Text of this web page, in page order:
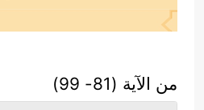
من الآية (81- 99)